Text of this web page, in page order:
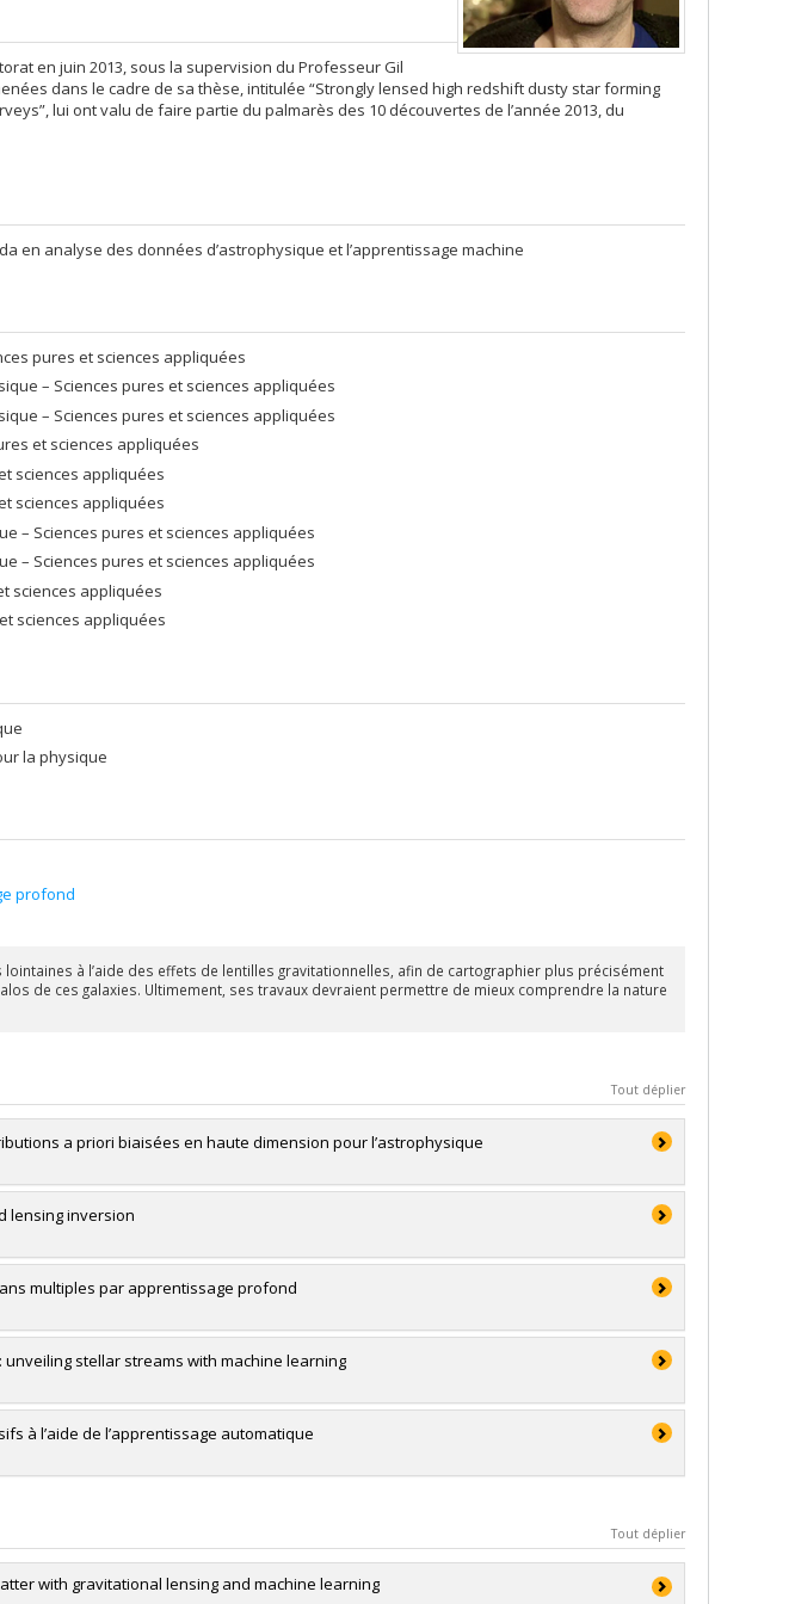
en juin 2013, sous la supervision du Professeur Gil
dans le cadre de sa thèse, intitulée “Strongly lensed high redshift dusty star forming
lui ont valu de faire partie du palmarès des 10 découvertes de l’année 2013, du
en analyse des données d’astrophysique et l’apprentissage machine
pures et sciences appliquées
– Sciences pures et sciences appliquées
– Sciences pures et sciences appliquées
et sciences appliquées
sciences appliquées
sciences appliquées
– Sciences pures et sciences appliquées
– Sciences pures et sciences appliquées
sciences appliquées
sciences appliquées
la physique
profond
lointaines à l’aide des effets de lentilles gravitationnelles, afin de cartographier plus précisément
de ces galaxies. Ultimement, ses travaux devraient permettre de mieux comprendre la nature
Tout déplier
a priori biaisées en haute dimension pour l’astrophysique
lensing inversion
multiples par apprentissage profond
stellar streams with machine learning
à l’aide de l’apprentissage automatique
Tout déplier
with gravitational lensing and machine learning